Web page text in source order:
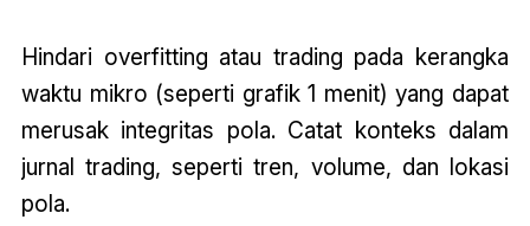
Hindari overfitting atau trading pada kerangka
waktu mikro (seperti grafik 1 menit) yang dapat
merusak integritas pola. Catat konteks dalam
jurnal trading, seperti tren, volume, dan lokasi
pola.